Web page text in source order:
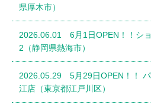
県厚木市）
2026.06.01 6月1日OPEN！！シ
2（静岡県熱海市）
2026.05.29 5月29日OPEN！！
江店（東京都江戸川区）